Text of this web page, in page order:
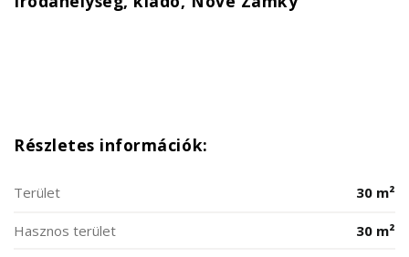
Részletes információk:
Terület 30 m²
Hasznos terület
30 m²